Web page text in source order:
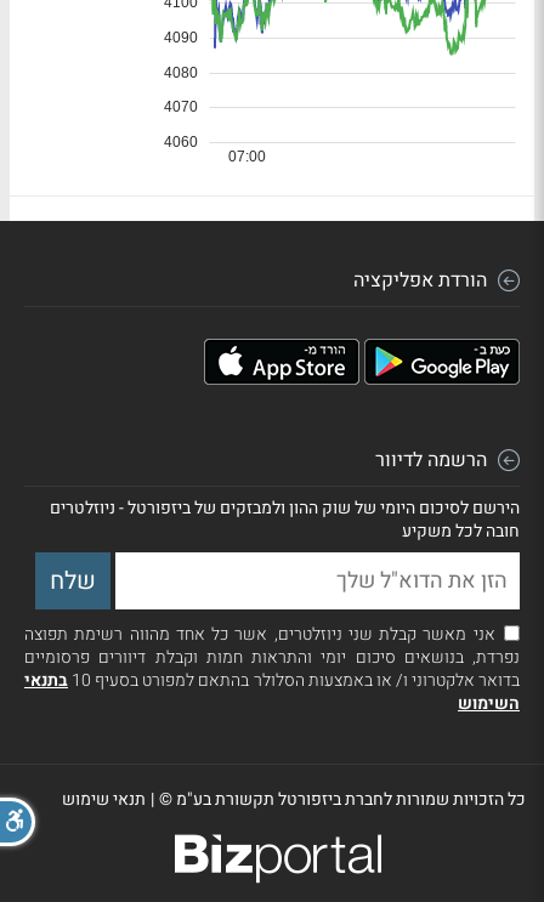
הורדת אפליקציה
הרשמה לדיוור
הירשם לסיכום היומי של שוק ההון ולמבזקים של ביזפורטל - ניוזלטרים
חובה לכל משקיע
אני מאשר קבלת שני ניוזלטרים, אשר כל אחד מהווה רשימת תפוצה
נפרדת, בנושאים סיכום יומי והתראות חמות וקבלת דיוורים פרסומיים
בדואר אלקטרוני ו/ או באמצעות הסלולר בהתאם למפורט בסעיף 10
בתנאי
השימוש
כל הזכויות שמורות לחברת ביזפורטל תקשורת בע"מ ©| תנאי שימוש